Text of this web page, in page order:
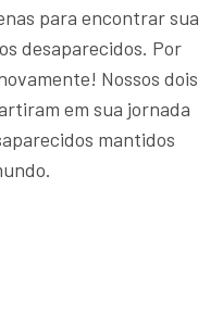
para encontrar sua
desaparecidos. Por
Nossos dois
em sua jornada
mantidos